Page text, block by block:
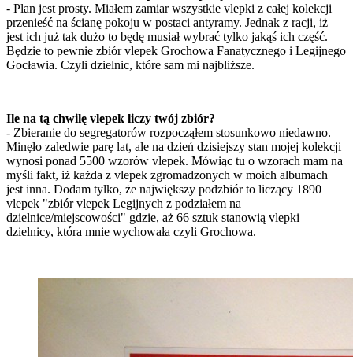
- Plan jest prosty. Miałem zamiar wszystkie vlepki z całej kolekcji
przenieść na ścianę pokoju w postaci antyramy. Jednak z racji, iż
jest ich już tak dużo to będę musiał wybrać tylko jakąś ich część.
Będzie to pewnie zbiór vlepek Grochowa Fanatycznego i Legijnego
Gocławia. Czyli dzielnic, które sam mi najbliższe.
Ile na tą chwilę vlepek liczy twój zbiór?
- Zbieranie do segregatorów rozpocząłem stosunkowo niedawno.
Minęło zaledwie parę lat, ale na dzień dzisiejszy stan mojej kolekcji
wynosi ponad 5500 wzorów vlepek. Mówiąc tu o wzorach mam na
myśli fakt, iż każda z vlepek zgromadzonych w moich albumach
jest inna. Dodam tylko, że największy podzbiór to liczący 1890
vlepek "zbiór vlepek Legijnych z podziałem na
dzielnice/miejscowości" gdzie, aż 66 sztuk stanowią vlepki
dzielnicy, która mnie wychowała czyli Grochowa.